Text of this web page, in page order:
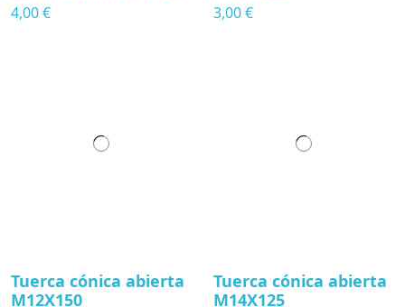
4,00 € 3,00 €
Tuerca cónica abierta
M12X150
Tuerca cónica abierta
M14X125